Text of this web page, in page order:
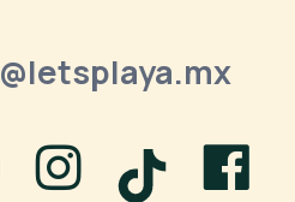
@letsplaya.mx